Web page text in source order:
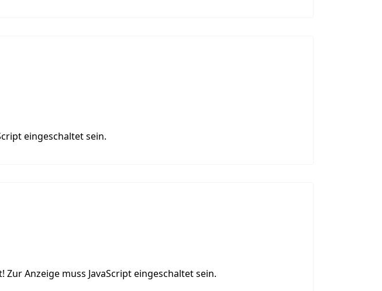
eingeschaltet sein.
Anzeige muss JavaScript eingeschaltet sein.